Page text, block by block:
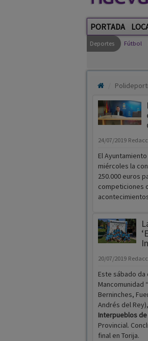
PORTADA
Deportes Fútbol
24/07/2019
El
miércoles la
250.000 euros
competiciones
20/07/2019
Este sábado da
Mancomunidad
Berninches,
Andrés del
Interpueblos de
Provincial.
final en Torija.